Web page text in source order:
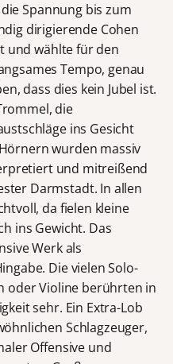
Spannung bis zum
dirigierende Cohen
und wählte für den
Tempo, genau
dass dies kein Jubel ist.
die
ins Gesicht
wurden massiv
und mitreißend
Darmstadt. In allen
da fielen kleine
ins Gewicht. Das
Werk als
Die vielen Solo-
oder Violine berührten in
sehr. Ein Extra-Lob
Schlagzeuger,
Offensive und